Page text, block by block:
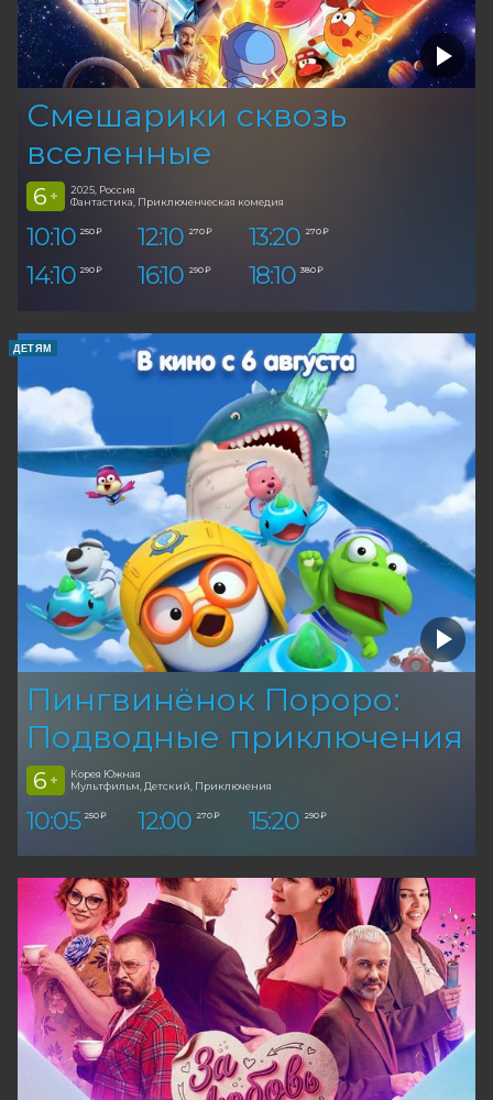
Смешарики сквозь
вселенные
6 +
2025, Россия
Фантастика, Приключенческая комедия
10:10 250 ₽ 12:10 270 ₽ 13:20 270 ₽
14:10 290 ₽ 16:10 290 ₽ 18:10 380 ₽
ДЕТЯМ
Пингвинёнок Пороро:
Подводные приключения
6 +
Корея Южная
Мультфильм, Детский, Приключения
10:05 250 ₽ 12:00 270 ₽ 15:20 290 ₽